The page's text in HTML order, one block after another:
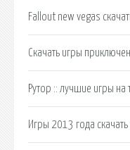
Fallout new vegas
Скачать игры
Рутор :: лучшие игры на
Игры 2013 года